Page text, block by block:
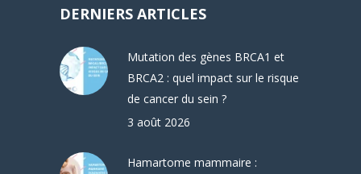
DERNIERS ARTICLES
Mutation des gènes BRCA1 et
BRCA2 : quel impact sur le risque
de cancer du sein ?
3 août 2026
Hamartome mammaire :